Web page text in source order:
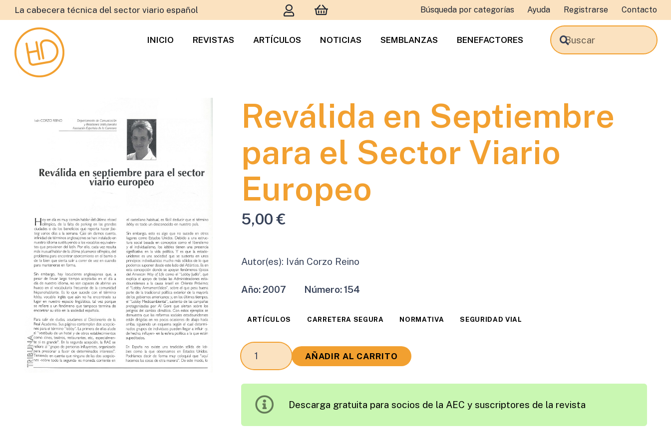
La cabecera técnica del sector viario español Búsqueda por categorías Ayuda Registrarse Contacto
INICIO REVISTAS ARTÍCULOS NOTICIAS SEMBLANZAS BENEFACTORES
Reválida en Septiembre
para el Sector Viario
Europeo
5,00€
Autor(es): Iván Corzo Reino
Año:2007 Número:154
ARTÍCULOS CARRETERA SEGURA NORMATIVA SEGURIDAD VIAL
Reválida
en
AÑADIR AL CARRITO
Descarga gratuita para socios de la AEC y suscriptores de la revista